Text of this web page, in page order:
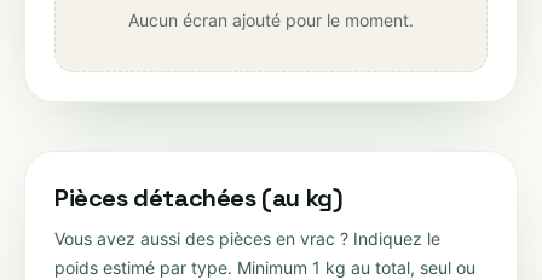
Aucun écran ajouté pour le moment.
Pièces détachées (au kg)
Vous avez aussi des pièces en vrac ? Indiquez le
poids estimé par type. Minimum 1 kg au total, seul ou